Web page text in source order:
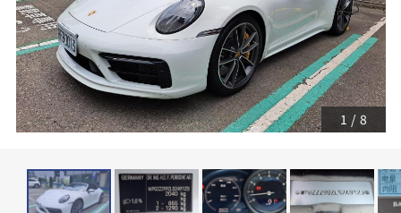
1 / 8